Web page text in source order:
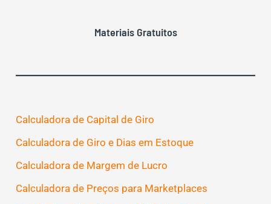
Materiais Gratuitos
Calculadora de Capital de Giro
Calculadora de Giro e Dias em Estoque
Calculadora de Margem de Lucro
Calculadora de Preços para Marketplaces